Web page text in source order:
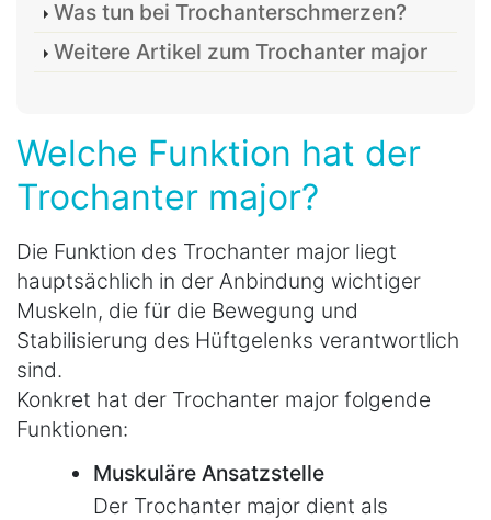
Was tun bei Trochanterschmerzen?
Weitere Artikel zum Trochanter major
Welche Funktion hat der
Trochanter major?
Die Funktion des Trochanter major liegt
hauptsächlich in der Anbindung wichtiger
Muskeln, die für die Bewegung und
Stabilisierung des Hüftgelenks verantwortlich
sind.
Konkret hat der Trochanter major folgende
Funktionen:
Muskuläre Ansatzstelle
Der Trochanter major dient als